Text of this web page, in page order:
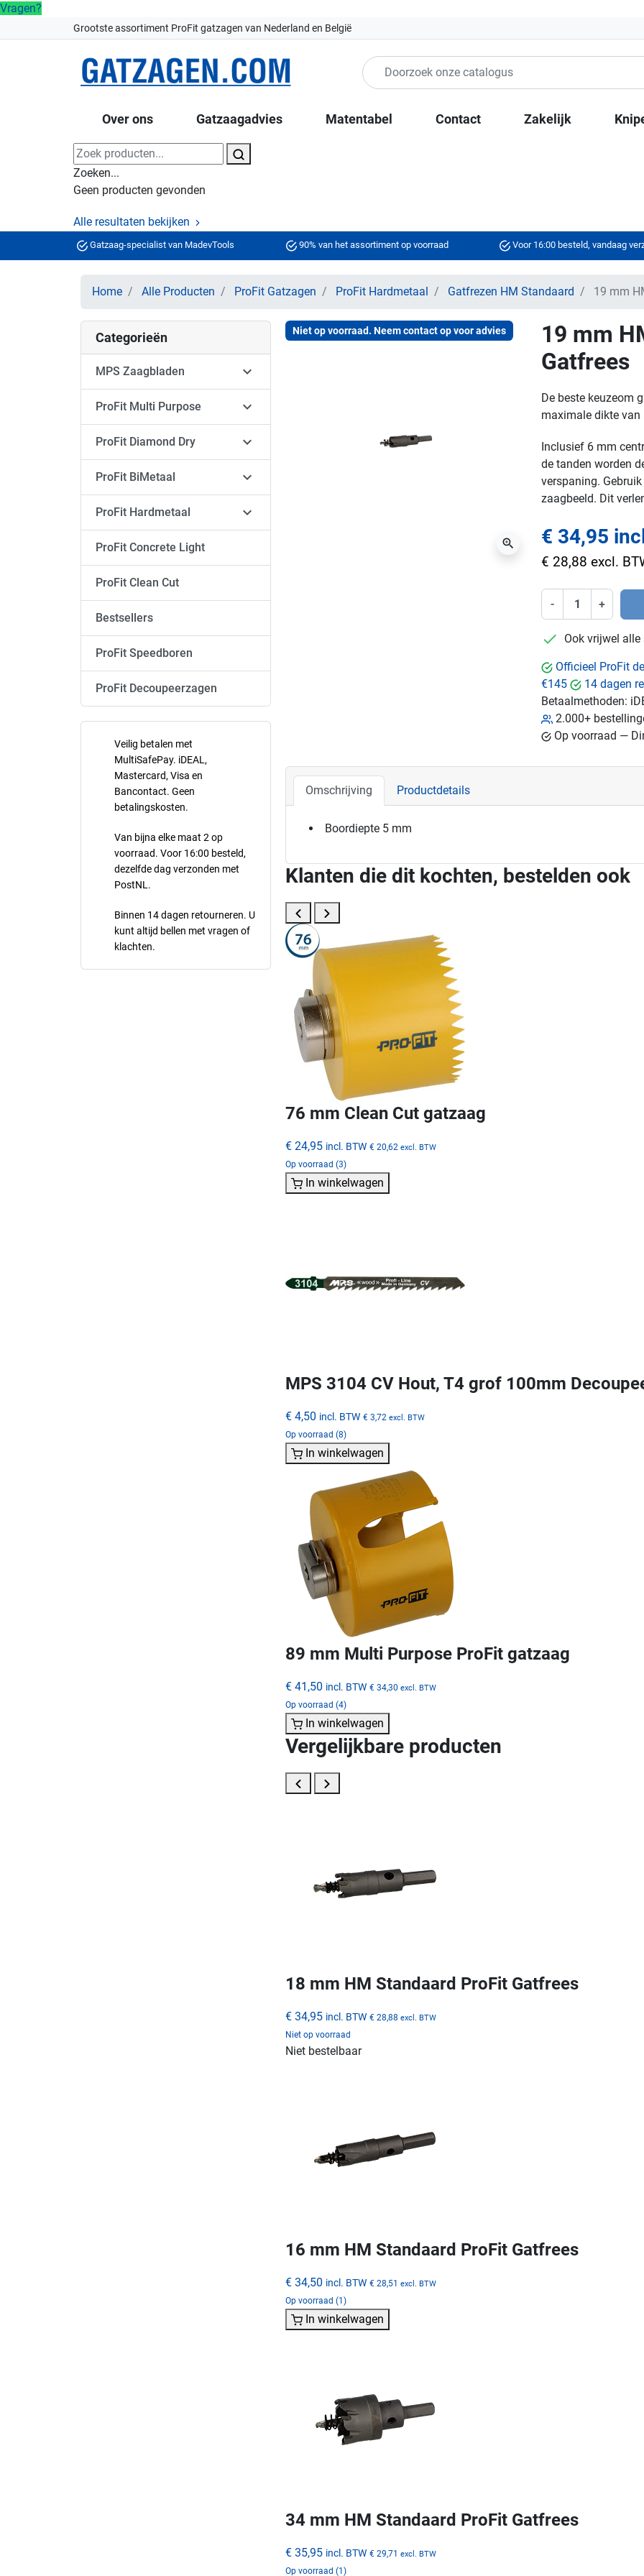
Vragen?
Grootste assortiment ProFit gatzagen van Nederland en België
Over ons Gatzaagadvies Matentabel Contact Zakelijk
Zoeken...
Geen producten gevonden
Alle resultaten bekijken
Gatzaag-specialist van MadevTools 90% van het assortiment op voorraad Voor 16:00 besteld, vandaag
Home Alle Producten ProFit Gatzagen ProFit Hardmetaal Gatfrezen HM Standaard 19 mm
Categorieën
MPS Zaagbladen 
ProFit Multi Purpose 
ProFit Diamond Dry 
ProFit BiMetaal 
ProFit Hardmetaal 
ProFit Concrete Light
ProFit Clean Cut
Bestsellers
ProFit Speedboren
ProFit Decoupeerzagen
Veilig betalen met
MultiSafePay. iDEAL,
Mastercard, Visa en
Bancontact. Geen
betalingskosten.
Van bijna elke maat 2 op
voorraad. Voor 16:00 besteld,
dezelfde dag verzonden met
PostNL.
Binnen 14 dagen retourneren. U
kunt altijd bellen met vragen of
klachten.
Niet op voorraad. Neem contact op voor advies
zoom_in
19 mm
Gatfrees
De beste keuzeom
maximale dikte van
Inclusief 6 mm
de tanden worden
verspaning.
zaagbeeld. Dit
€ 34,95
€ 28,88 excl.
- +
checkmark
Ook vrijwel
Officieel ProFit
€145
14 dagen
Betaalmethoden:
2.000+
Op voorraad —
Omschrijving Productdetails
Boordiepte 5 mm
Klanten die dit kochten, bestelden ook
76 mm Clean Cut gatzaag
€ 24,95 incl. BTW € 20,62 excl. BTW
Op voorraad (3)
In winkelwagen
MPS 3104 CV Hout, T4 grof 100mm
€ 4,50 incl. BTW € 3,72 excl. BTW
Op voorraad (8)
In winkelwagen
89 mm Multi Purpose ProFit gatzaag
€ 41,50 incl. BTW € 34,30 excl. BTW
Op voorraad (4)
In winkelwagen
Vergelijkbare producten
18 mm HM Standaard ProFit Gatfrees
€ 34,95 incl. BTW € 28,88 excl. BTW
Niet op voorraad
Niet bestelbaar
16 mm HM Standaard ProFit Gatfrees
€ 34,50 incl. BTW € 28,51 excl. BTW
Op voorraad (1)
In winkelwagen
34 mm HM Standaard ProFit Gatfrees
€ 35,95 incl. BTW € 29,71 excl. BTW
Op voorraad (1)